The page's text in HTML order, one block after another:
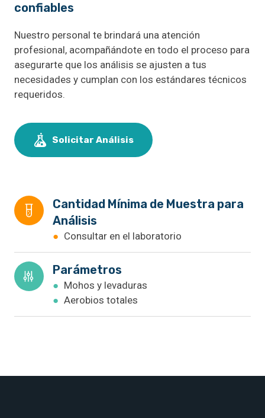
confiables
Nuestro personal te brindará una atención
profesional, acompañándote en todo el proceso para
asegurarte que los análisis se ajusten a tus
necesidades y cumplan con los estándares técnicos
requeridos.
Solicitar Análisis
Cantidad Mínima de Muestra para
Análisis
● Consultar en el laboratorio
Parámetros
● Mohos y levaduras
● Aerobios totales